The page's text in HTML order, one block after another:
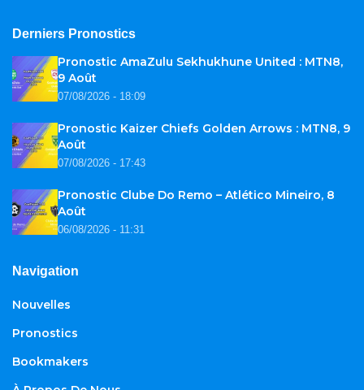
Derniers Pronostics
Pronostic AmaZulu Sekhukhune United : MTN8,
9 Août
07/08/2026 - 18:09
Pronostic Kaizer Chiefs Golden Arrows : MTN8, 9
Août
07/08/2026 - 17:43
Pronostic Clube Do Remo – Atlético Mineiro, 8
Août
06/08/2026 - 11:31
Navigation
Nouvelles
Pronostics
Bookmakers